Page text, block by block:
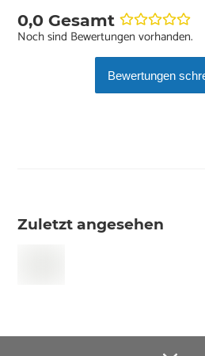
0,0 Gesamt
Noch sind Bewertungen vorhanden.
Bewertungen
Zuletzt angesehen